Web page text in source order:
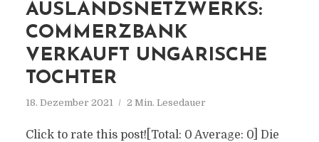
AUSLANDSNETZWERKS:
COMMERZBANK
VERKAUFT UNGARISCHE
TOCHTER
18. Dezember 2021 2 Min. Lesedauer
Click to rate this post![Total: 0 Average: 0] Die